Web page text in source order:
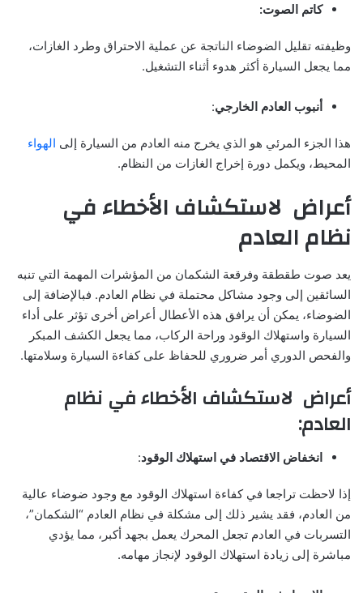
كاتم الصوت:
وظيفته تقليل الضوضاء الناتجة عن عملية الاحتراق وطرد الغازات،
مما يجعل السيارة أكثر هدوء أثناء التشغيل.
أنبوب العادم الخارجي:
هذا الجزء المرئي هو الذي يخرج منه العادم من السيارة إلى الهواء
المحيط، ويكمل دورة إخراج الغازات من النظام.
أعراض لاستكشاف الأخطاء في
نظام العادم
يعد صوت طقطقة وفرقعة الشكمان من المؤشرات المهمة التي تنبه
السائقين إلى وجود مشاكل محتملة في نظام العادم. فبالإضافة إلى
الضوضاء، يمكن أن يرافق هذه الأعطال أعراض أخرى تؤثر على أداء
السيارة واستهلاك الوقود وراحة الركاب، مما يجعل الكشف المبكر
والفحص الدوري أمر ضروري للحفاظ على كفاءة السيارة وسلامتها.
أعراض لاستكشاف الأخطاء في نظام
العادم:
انخفاض الاقتصاد في استهلاك الوقود:
إذا لاحظت تراجعا في كفاءة استهلاك الوقود مع وجود ضوضاء عالية
من العادم، فقد يشير ذلك إلى مشكلة في نظام العادم “الشكمان”،
التسربات في العادم تجعل المحرك يعمل بجهد أكبر، مما يؤدي
مباشرة إلى زيادة استهلاك الوقود لإنجاز مهامه.